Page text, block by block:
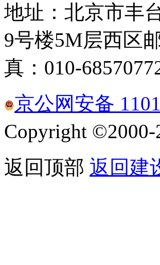
地址：北京市丰
9号楼5M层西区
真：010-
京公网安备
Copyright ©2000-
返回顶部 返回建